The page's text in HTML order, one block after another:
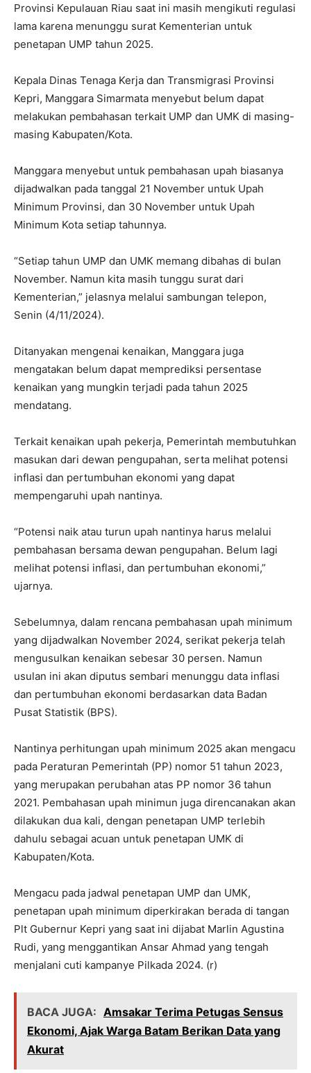
Provinsi Kepulauan Riau saat ini masih mengikuti regulasi
lama karena menunggu surat Kementerian untuk
penetapan UMP tahun 2025.
Kepala Dinas Tenaga Kerja dan Transmigrasi Provinsi
Kepri, Manggara Simarmata menyebut belum dapat
melakukan pembahasan terkait UMP dan UMK di masing-
masing Kabupaten/Kota.
Manggara menyebut untuk pembahasan upah biasanya
dijadwalkan pada tanggal 21 November untuk Upah
Minimum Provinsi, dan 30 November untuk Upah
Minimum Kota setiap tahunnya.
“Setiap tahun UMP dan UMK memang dibahas di bulan
November. Namun kita masih tunggu surat dari
Kementerian,” jelasnya melalui sambungan telepon,
Senin (4/11/2024).
Ditanyakan mengenai kenaikan, Manggara juga
mengatakan belum dapat memprediksi persentase
kenaikan yang mungkin terjadi pada tahun 2025
mendatang.
Terkait kenaikan upah pekerja, Pemerintah membutuhkan
masukan dari dewan pengupahan, serta melihat potensi
inflasi dan pertumbuhan ekonomi yang dapat
mempengaruhi upah nantinya.
“Potensi naik atau turun upah nantinya harus melalui
pembahasan bersama dewan pengupahan. Belum lagi
melihat potensi inflasi, dan pertumbuhan ekonomi,”
ujarnya.
Sebelumnya, dalam rencana pembahasan upah minimum
yang dijadwalkan November 2024, serikat pekerja telah
mengusulkan kenaikan sebesar 30 persen. Namun
usulan ini akan diputus sembari menunggu data inflasi
dan pertumbuhan ekonomi berdasarkan data Badan
Pusat Statistik (BPS).
Nantinya perhitungan upah minimum 2025 akan mengacu
pada Peraturan Pemerintah (PP) nomor 51 tahun 2023,
yang merupakan perubahan atas PP nomor 36 tahun
2021. Pembahasan upah minimun juga direncanakan akan
dilakukan dua kali, dengan penetapan UMP terlebih
dahulu sebagai acuan untuk penetapan UMK di
Kabupaten/Kota.
Mengacu pada jadwal penetapan UMP dan UMK,
penetapan upah minimum diperkirakan berada di tangan
Plt Gubernur Kepri yang saat ini dijabat Marlin Agustina
Rudi, yang menggantikan Ansar Ahmad yang tengah
menjalani cuti kampanye Pilkada 2024. (r)
BACA JUGA: Amsakar Terima Petugas Sensus
Ekonomi, Ajak Warga Batam Berikan Data yang
Akurat